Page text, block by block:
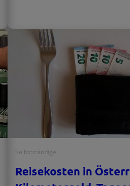
Selbstständige
Reisekosten in